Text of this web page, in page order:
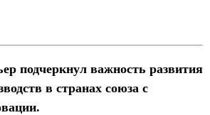
подчеркнул важность развития
в странах союза с